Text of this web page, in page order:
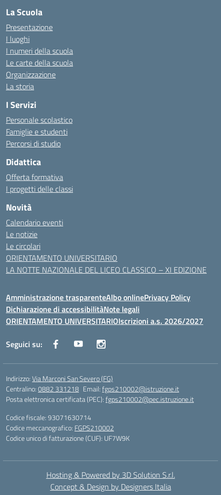
La Scuola
Presentazione
I luoghi
I numeri della scuola
Le carte della scuola
Organizzazione
La storia
I Servizi
Personale scolastico
Famiglie e studenti
Percorsi di studio
Didattica
Offerta formativa
I progetti delle classi
Novità
Calendario eventi
Le notizie
Le circolari
ORIENTAMENTO UNIVERSITARIO
LA NOTTE NAZIONALE DEL LICEO CLASSICO – XI EDIZIONE
Amministrazione trasparenteAlbo onlinePrivacy Policy
Dichiarazione di accessibilitàNote legali
ORIENTAMENTO UNIVERSITARIOIscrizioni a.s. 2026/2027
Seguici su:
Indirizzo:Via Marconi San Severo (FG)
Centralino:0882 331218 Email:fgps210002@istruzione.it
Posta elettronica certificata (PEC):fgps210002@pec.istruzione.it
Codice fiscale: 93071630714
Codice meccanografico: FGPS210002
Codice unico di fatturazione (CUF): UF7W9K
Hosting & Powered by 3D Solution S.r.l.
Concept & Design by Designers Italia